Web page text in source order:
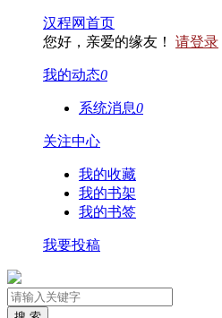
汉程网首页
您好，亲爱的缘友！ 请登录
我的动态0
系统消息0
关注中心
我的收藏
我的书架
我的书签
我要投稿